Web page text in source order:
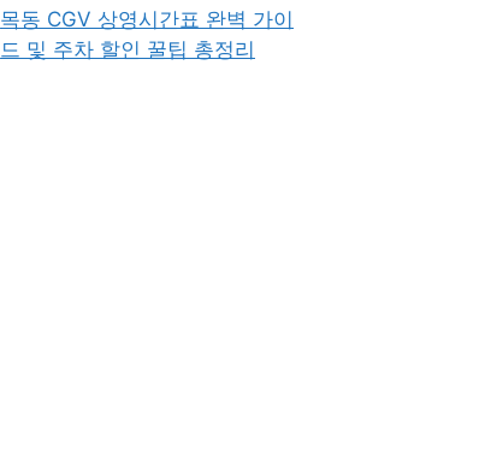
목동 CGV 상영시간표 완벽 가이
드 및 주차 할인 꿀팁 총정리